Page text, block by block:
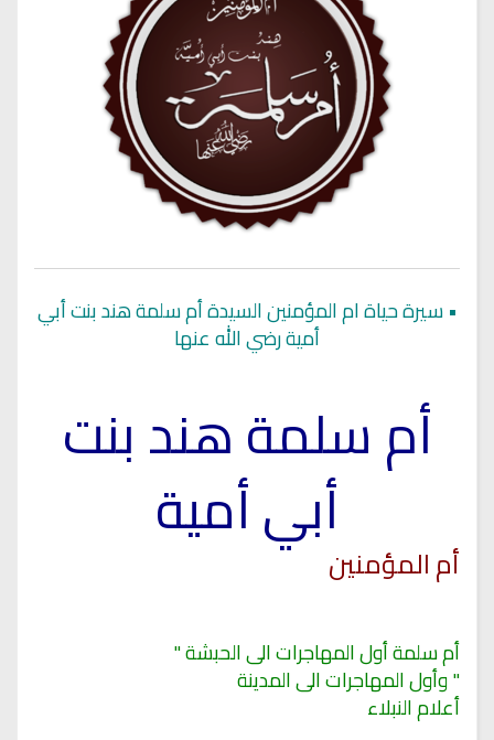
•سيرة حياة ام المؤمنين السيدة أم سلمة هند بنت أبي
أمية رضي الله عنها
أمسلمة هند بنت
أبي أمية
أمالمؤمنين
أم سلمة أول المهاجرات الى الحبشة "
" وأول المهاجرات الى المدينة
أعلام النبلاء